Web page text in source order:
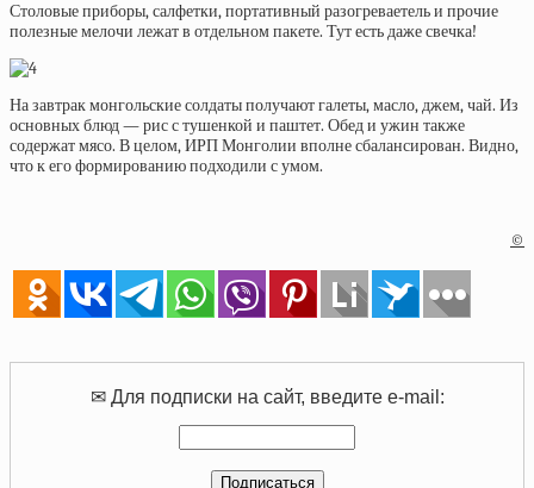
Столовые приборы, салфетки, портативный разогреваетель и прочие
полезные мелочи лежат в отдельном пакете. Тут есть даже свечка!
На завтрак монгольские солдаты получают галеты, масло, джем, чай. Из
основных блюд — рис с тушенкой и паштет. Обед и ужин также
содержат мясо. В целом, ИРП Монголии вполне сбалансирован. Видно,
что к его формированию подходили с умом.
©
✉ Для подписки на сайт, введите e-mail: